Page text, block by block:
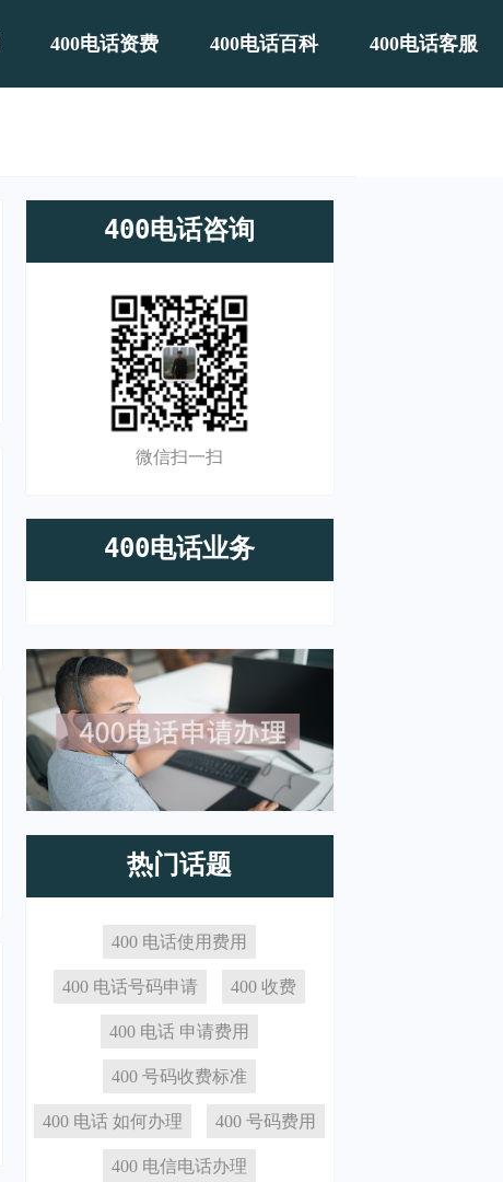
400电话资费 400电话百科 400电话客服
400电话咨询
微信扫一扫
400电话业务
热门话题
400 电话使用费用
400 电话号码申请 400 收费
400 电话 申请费用
400 号码收费标准
400 电话 如何办理 400 号码费用
400 电信电话办理